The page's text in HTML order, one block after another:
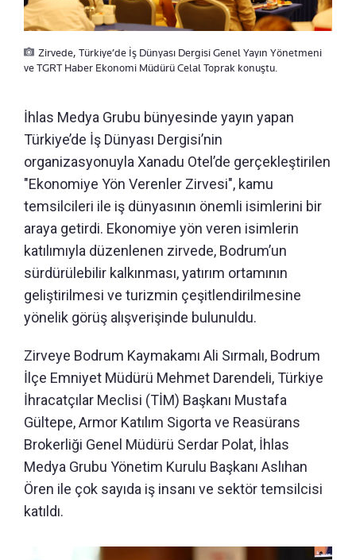
Zirvede, Türkiye’de İş Dünyası Dergisi Genel Yayın Yönetmeni
ve TGRT Haber Ekonomi Müdürü Celal Toprak konuştu.
İhlas Medya Grubu bünyesinde yayın yapan
Türkiye’de İş Dünyası Dergisi’nin
organizasyonuyla Xanadu Otel’de gerçekleştirilen
"Ekonomiye Yön Verenler Zirvesi", kamu
temsilcileri ile iş dünyasının önemli isimlerini bir
araya getirdi. Ekonomiye yön veren isimlerin
katılımıyla düzenlenen zirvede, Bodrum’un
sürdürülebilir kalkınması, yatırım ortamının
geliştirilmesi ve turizmin çeşitlendirilmesine
yönelik görüş alışverişinde bulunuldu.
Zirveye Bodrum Kaymakamı Ali Sırmalı, Bodrum
İlçe Emniyet Müdürü Mehmet Darendeli, Türkiye
İhracatçılar Meclisi (TİM) Başkanı Mustafa
Gültepe, Armor Katılım Sigorta ve Reasürans
Brokerliği Genel Müdürü Serdar Polat, İhlas
Medya Grubu Yönetim Kurulu Başkanı Aslıhan
Ören ile çok sayıda iş insanı ve sektör temsilcisi
katıldı.